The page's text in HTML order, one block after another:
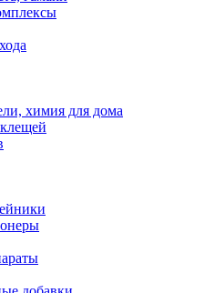
химия для дома